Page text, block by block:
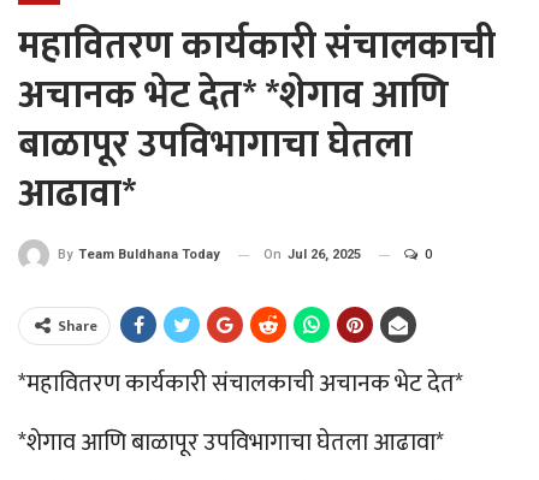
महावितरण कार्यकारी संचालकाची
अचानक भेट देत* *शेगाव आणि
बाळापूर उपविभागाचा घेतला
आढावा*
By Team Buldhana Today On Jul 26, 2025 0
Share
*महावितरण कार्यकारी संचालकाची अचानक भेट देत*
*शेगाव आणि बाळापूर उपविभागाचा घेतला आढावा*